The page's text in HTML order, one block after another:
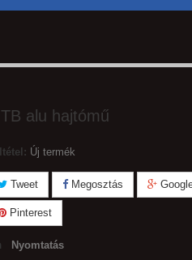
alu hajtómű
Új termék
Tweet Megosztás
Pinterest
Nyomtatás